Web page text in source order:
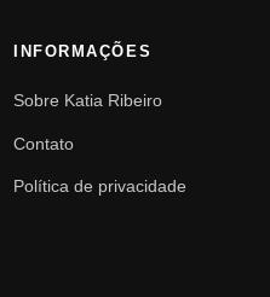
INFORMAÇÕES
Sobre Katia Ribeiro
Contato
Política de privacidade